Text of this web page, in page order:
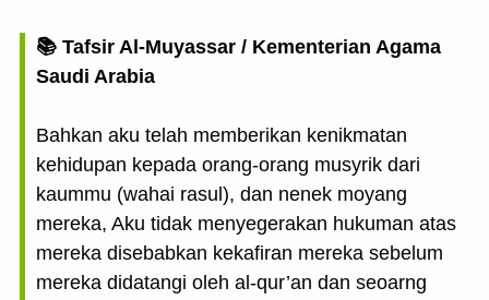
📚 Tafsir Al-Muyassar / Kementerian Agama
Saudi Arabia
Bahkan aku telah memberikan kenikmatan
kehidupan kepada orang-orang musyrik dari
kaummu (wahai rasul), dan nenek moyang
mereka, Aku tidak menyegerakan hukuman atas
mereka disebabkan kekafiran mereka sebelum
mereka didatangi oleh al-qur’an dan seoarng